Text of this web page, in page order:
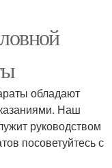
обладают
Наш
руководством
посоветуйтесь с